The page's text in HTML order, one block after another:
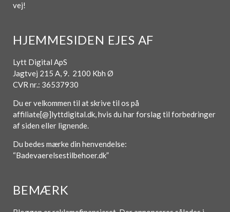
vej!
HJEMMESIDEN EJES AF
Lytt Digital ApS
Jagtvej 215 A, 9. 2100 Kbh Ø
CVR nr.: 36537930
Du er velkommen til at skrive til os på
affiliate[@]lyttdigital.dk, hvis du har forslag til forbedringer
af siden eller lignende.
Du bedes mærke din henvendelse:
“Badevaerelsestilbehoer.dk”
BEMÆRK